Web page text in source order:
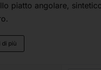
piatto angolare,
di più